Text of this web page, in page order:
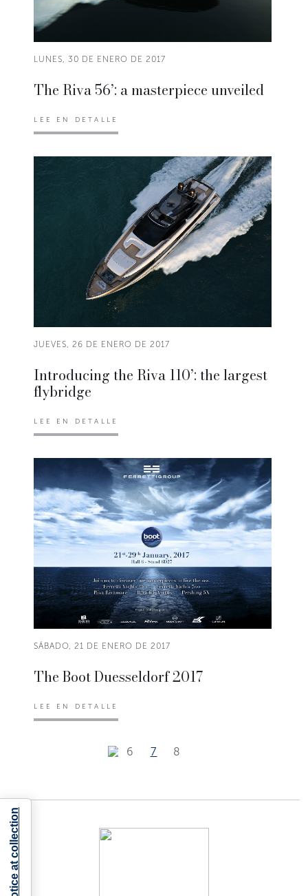
LUNES, 30 DE ENERO DE 2017
The Riva 56’: a masterpiece unveiled
LEE EN DETALLE
JUEVES, 26 DE ENERO DE 2017
Introducing the Riva 110’: the largest
flybridge
LEE EN DETALLE
SÁBADO, 21 DE ENERO DE 2017
The Boot Duesseldorf 2017
LEE EN DETALLE
6 7 8
Notice at collection